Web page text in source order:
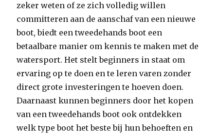
zeker weten of ze zich volledig willen
committeren aan de aanschaf van een nieuwe
boot, biedt een tweedehands boot een
betaalbare manier om kennis te maken met de
watersport. Het stelt beginners in staat om
ervaring op te doen en te leren varen zonder
direct grote investeringen te hoeven doen.
Daarnaast kunnen beginners door het kopen
van een tweedehands boot ook ontdekken
welk type boot het beste bij hun behoeften en